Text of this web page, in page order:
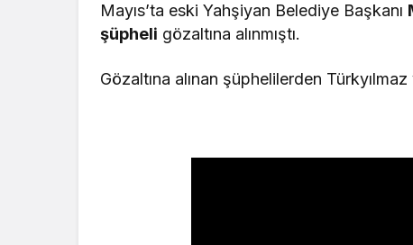
Mayıs’ta eski Yahşiyan Belediye Başkanı
şüpheli gözaltına alınmıştı.
Gözaltına alınan şüphelilerden